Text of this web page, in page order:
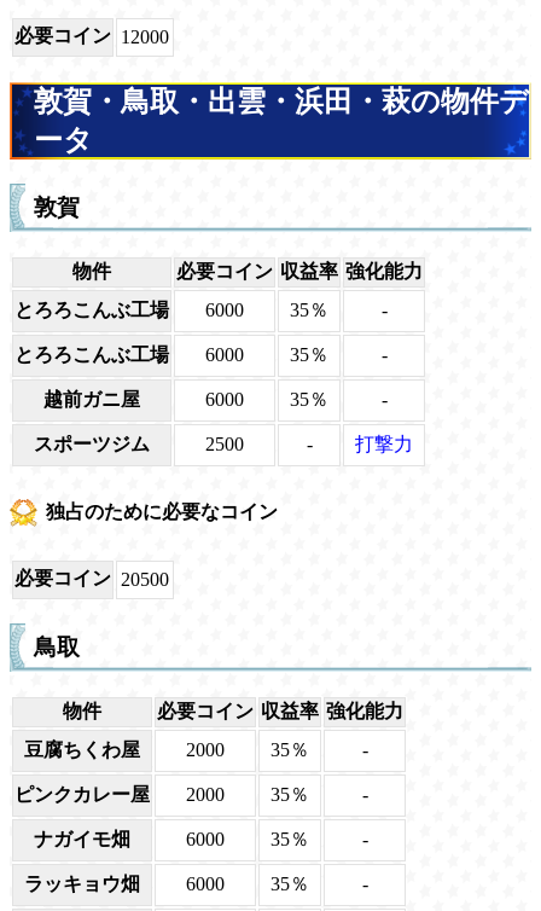
必要コイン 12000
敦賀・鳥取・出雲・浜田・萩の物件デ
ータ
敦賀
物件 必要コイン 収益率 強化能力
とろろこんぶ工場
6000 35％ -
とろろこんぶ工場 6000 35％ -
越前ガニ屋 6000 35％ -
スポーツジム 2500 - 打撃力
独占のために必要なコイン
必要コイン 20500
鳥取
物件 必要コイン 収益率 強化能力
豆腐ちくわ屋
2000 35％ -
ピンクカレー屋 2000 35％ -
ナガイモ畑 6000 35％ -
ラッキョウ畑 6000 35％ -